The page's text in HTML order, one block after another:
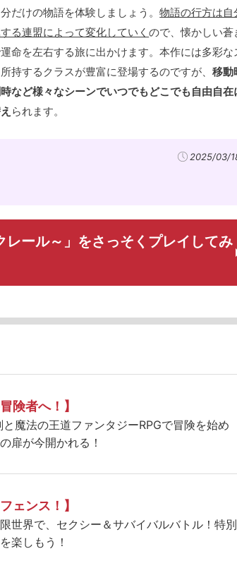
だけの物語を体験しましょう。物語の行方は自
る連盟によって変化していくので、懐かしい蒼
命を左右する旅に出かけます。本作には多彩な
持するクラスが豊富に登場するのですが、移動
など様々なシーンでいつでもどこでも自由自在
られます。
2025/03/
レール～」をさっそくプレイしてみ
険者へ！】
魔法の王道ファンタジーRPGで冒険を始め
扉が今開かれる！
ェンス！】
世界で、セクシー＆サバイバルバトル！特別
楽しもう！